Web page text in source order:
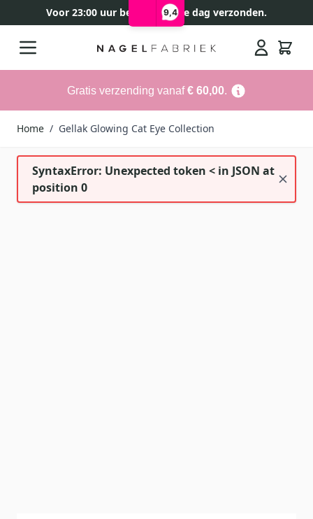
9,4
Voor 23:00 uur besteld, zelfde dag verzonden.
Gratis verzending vanaf€ 60,00.
Home / Gellak Glowing Cat Eye Collection
SyntaxError: Unexpected token < in JSON at
position 0